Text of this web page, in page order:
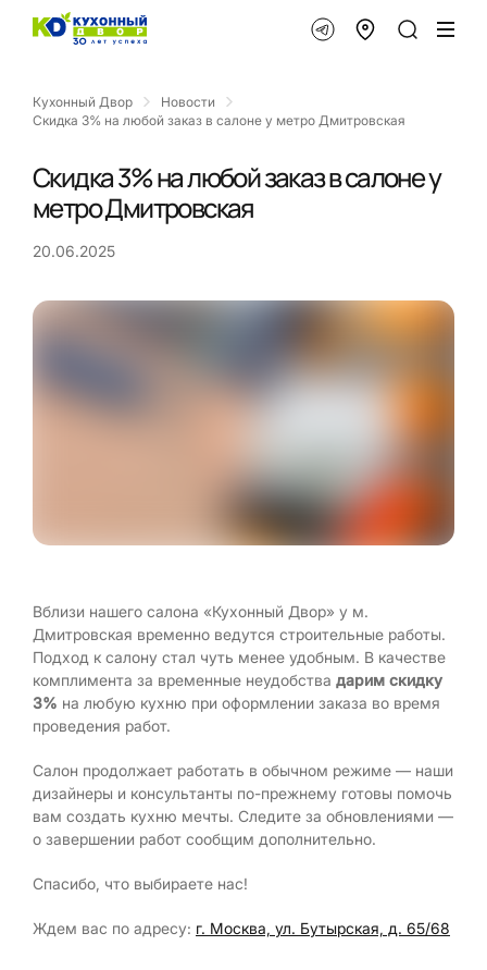
Кухонный Двор
Новости
Скидка 3% на любой заказ в салоне у метро Дмитровская
Скидка 3% на любой заказ в салоне у
метро Дмитровская
20.06.2025
Вблизи нашего салона «Кухонный Двор» у м.
Дмитровская временно ведутся строительные работы.
Подход к салону стал чуть менее удобным. В качестве
комплимента за временные неудобства дарим скидку
3% на любую кухню при оформлении заказа во время
проведения работ.
Салон продолжает работать в обычном режиме — наши
дизайнеры и консультанты по-прежнему готовы помочь
вам создать кухню мечты. Следите за обновлениями —
о завершении работ сообщим дополнительно.
Спасибо, что выбираете нас!
Ждем вас по адресу: г. Москва, ул. Бутырская, д. 65/68